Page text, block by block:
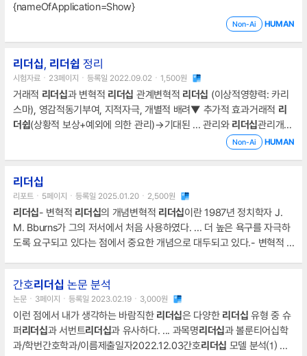
{nameOfApplication=Show}
Non-Ai HUMAN
리더십, 리더쉽 정리
시험자료ㆍ23페이지ㆍ등록일 2022.09.02ㆍ1,500원
거래적 리더십과 변혁적 리더십 관계변혁적 리더십 (이상적영향력: 카리
스마), 영감적동기부여, 지적자극, 개별적 배려▼ 추가적 효과거래적 리
더쉽(상황적 보상+예외에 의한 관리)→기대된 ... 관리와 리더십관리개념
(Leadership) 개념에 기초한
서번트리더십
비교35.
Non-Ai HUMAN
리더십
리포트ㆍ5페이지ㆍ등록일 2025.01.20ㆍ2,500원
리더십- 변혁적 리더십의 개념변혁적 리더십이란 1987년 정치학자 J.
M. Bburns가 그의 저서에서 처음 사용하였다. ... 더 높은 욕구를 자극하
도록 요구되고 있다는 점에서 중요한 개념으로 대두되고 있다.- 변혁적
정에 대한 기본 원리로 보았으며, 또 변혁적
나의 연속선상에 존재하는 양극단으로 보았다.
간호리더십 논문 분석
논문ㆍ3페이지ㆍ등록일 2023.02.19ㆍ3,000원
이런 점에서 내가 생각하는 바람직한 리더십은 다양한 리더십 유형 중 슈
퍼리더십과 서번트리더십과 유사하다. ... 과목명리더십과 볼룬티어십학
과/학번간호학과/이름제출일자2022.12.03간호리더십 모델 분석⑴ 간